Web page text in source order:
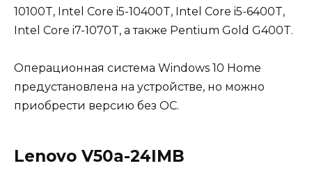
10100T, Intel Core i5-10400T, Intel Core i5-6400T,
Intel Core i7-1070T, а также Pentium Gold G400T.
Операционная система Windows 10 Home
предустановлена на устройстве, но можно
приобрести версию без ОС.
Lenovo V50a-24IMB